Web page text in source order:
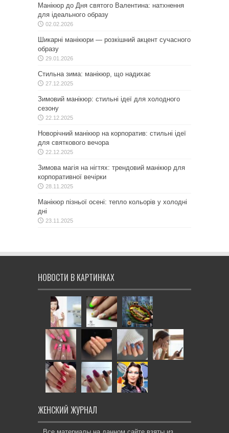
Манікюр до Дня святого Валентина: натхнення
для ідеального образу
02.02.2026
Шикарні манікюри — розкішний акцент сучасного
образу
29.01.2026
Стильна зима: манікюр, що надихає
27.12.2025
Зимовий манікюр: стильні ідеї для холодного
сезону
22.12.2025
Новорічний манікюр на корпоратив: стильні ідеї
для святкового вечора
22.12.2025
Зимова магія на нігтях: трендовий манікюр для
корпоративної вечірки
28.11.2025
Манікюр пізньої осені: тепло кольорів у холодні
дні
23.11.2025
НОВОСТИ В КАРТИНКАХ
ЖЕНСКИЙ ЖУРНАЛ